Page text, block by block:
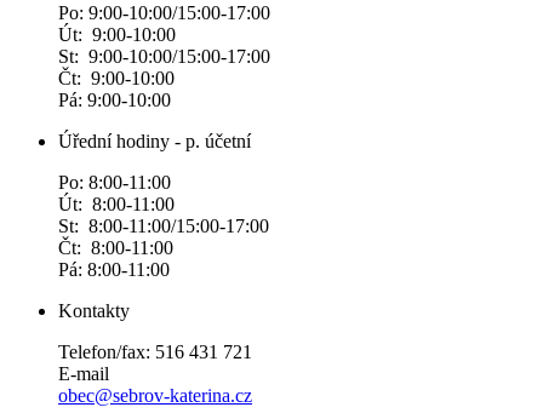
Po: 9:00-10:00/15:00-17:00
Út: 9:00-10:00
St: 9:00-10:00/15:00-17:00
Čt: 9:00-10:00
Pá: 9:00-10:00
Úřední hodiny - p. účetní
Po: 8:00-11:00
Út: 8:00-11:00
St: 8:00-11:00/15:00-17:00
Čt: 8:00-11:00
Pá: 8:00-11:00
Kontakty
Telefon/fax: 516 431 721
E-mail
obec@sebrov-katerina.cz